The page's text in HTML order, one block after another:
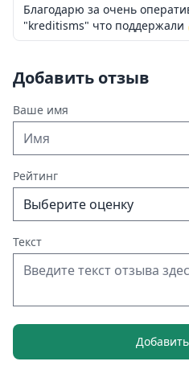
Благодарю за очень
"kreditisms" что поддержали
Добавить отзыв
Ваше имя
Рейтинг
Текст